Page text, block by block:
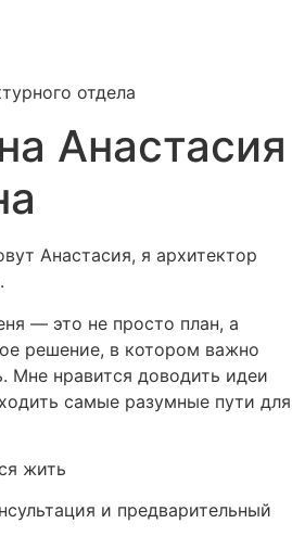
отдела
Анастасия
Анастасия, я архитектор
— это не просто план, а
решение, в котором важно
Мне нравится доводить идеи
самые разумные пути для
жить
и предварительный